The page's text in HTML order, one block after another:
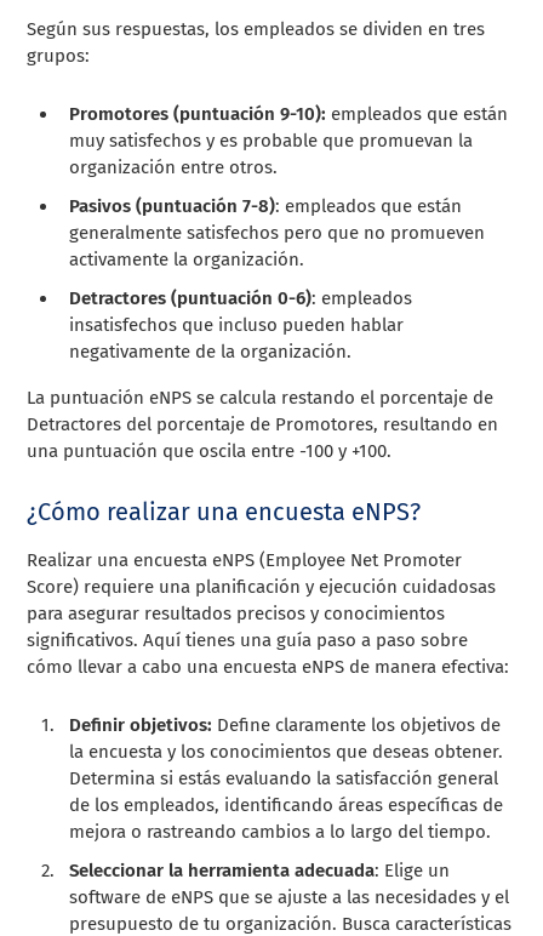
Según sus respuestas, los empleados se dividen en tres
grupos:
Promotores (puntuación 9-10): empleados que están
muy satisfechos y es probable que promuevan la
organización entre otros.
Pasivos (puntuación 7-8): empleados que están
generalmente satisfechos pero que no promueven
activamente la organización.
Detractores (puntuación 0-6): empleados
insatisfechos que incluso pueden hablar
negativamente de la organización.
La puntuación eNPS se calcula restando el porcentaje de
Detractores del porcentaje de Promotores, resultando en
una puntuación que oscila entre -100 y +100.
¿Cómo realizar una encuesta eNPS?
Realizar una encuesta eNPS (Employee Net Promoter
Score) requiere una planificación y ejecución cuidadosas
para asegurar resultados precisos y conocimientos
significativos. Aquí tienes una guía paso a paso sobre
cómo llevar a cabo una encuesta eNPS de manera efectiva:
Definir objetivos: Define claramente los objetivos de
la encuesta y los conocimientos que deseas obtener.
Determina si estás evaluando la satisfacción general
de los empleados, identificando áreas específicas de
mejora o rastreando cambios a lo largo del tiempo.
Seleccionar la herramienta adecuada: Elige un
software de eNPS que se ajuste a las necesidades y el
presupuesto de tu organización. Busca características